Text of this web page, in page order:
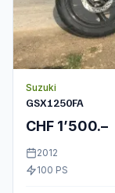
Suzuki
GSX1250FA
CHF 1’500.–
2012
100 PS